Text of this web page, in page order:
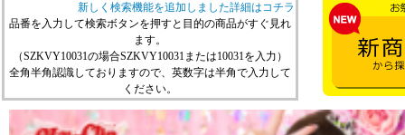
新しく検索機能を追加しました詳細はコチラ
品番を入力して検索ボタンを押すと目的の商品がすぐ見れ
ます。
（SZKVY10031の場合SZKVY10031または10031を入力）
全角半角認識しておりますので、英数字は半角で入力して
ください。